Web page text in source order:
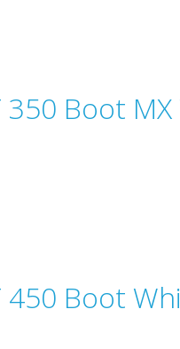
Boot
450 Boot